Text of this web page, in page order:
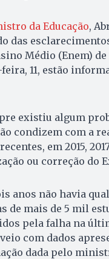
da Educação,
das
Médio (Enem)
11, estão
existiu algum
condizem com a
em 2015,
ou correção do
anos não havia
de mais de 5 mil
pela falha na
com dados
dada pelo